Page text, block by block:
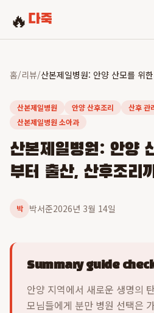
🔥 다죽
홈/리뷰/
산본제일병원 안양 산후조리 산후 관
산본제일병원 소아과
산본제일병원: 안양
부터 출산, 산후조리
박 박서준2026년 3월 14일
Summary guide
안양 지역에서 새로운 생명의
모님들에게 분만 병원 선택은